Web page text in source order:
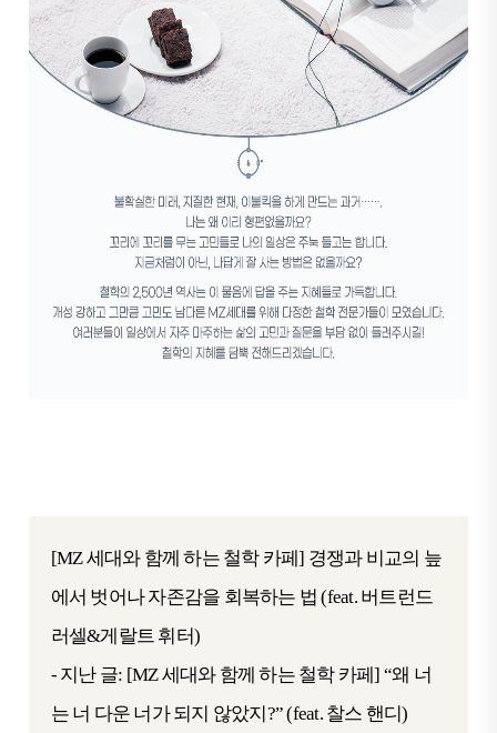
[MZ 세대와 함께 하는 철학 카페] 경쟁과 비교의 늪
에서 벗어나 자존감을 회복하는 법 (feat. 버트런드
러셀&게랄트 휘터)
- 지난 글: [MZ 세대와 함께 하는 철학 카페] “왜 너
는 너 다운 너가 되지 않았지?” (feat. 찰스 핸디)